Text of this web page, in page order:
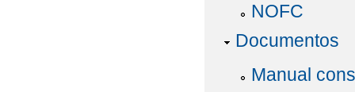
NOFC
Documentos
Manual